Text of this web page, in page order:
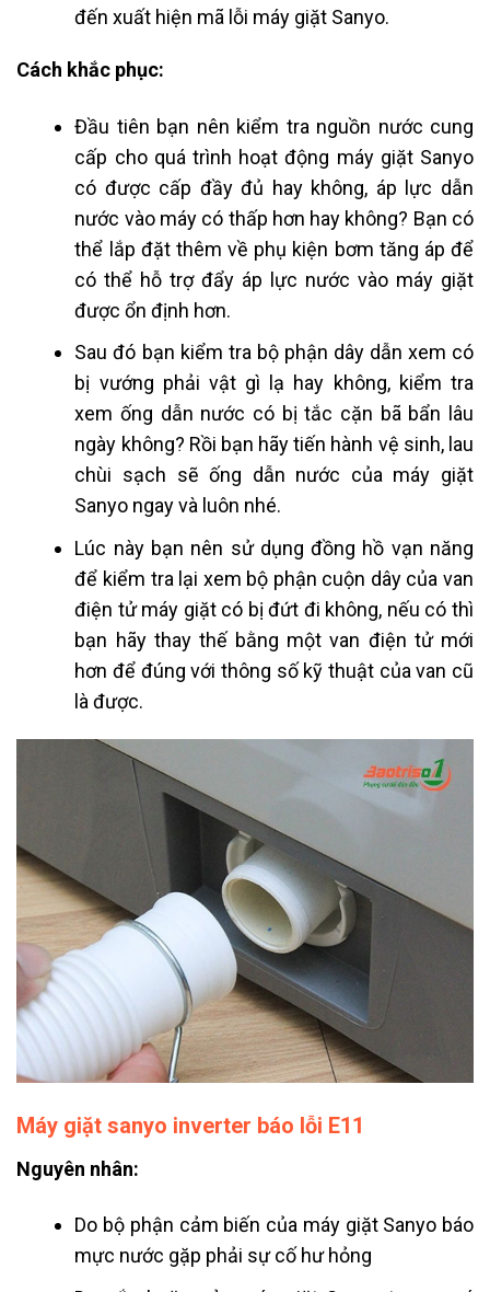
đến xuất hiện mã lỗi máy giặt Sanyo.
Cách khắc phục:
Đầu tiên bạn nên kiểm tra nguồn nước cung
cấp cho quá trình hoạt động máy giặt Sanyo
có được cấp đầy đủ hay không, áp lực dẫn
nước vào máy có thấp hơn hay không? Bạn có
thể lắp đặt thêm về phụ kiện bơm tăng áp để
có thể hỗ trợ đẩy áp lực nước vào máy giặt
được ổn định hơn.
Sau đó bạn kiểm tra bộ phận dây dẫn xem có
bị vướng phải vật gì lạ hay không, kiểm tra
xem ống dẫn nước có bị tắc cặn bã bẩn lâu
ngày không? Rồi bạn hãy tiến hành vệ sinh, lau
chùi sạch sẽ ống dẫn nước của máy giặt
Sanyo ngay và luôn nhé.
Lúc này bạn nên sử dụng đồng hồ vạn năng
để kiểm tra lại xem bộ phận cuộn dây của van
điện tử máy giặt có bị đứt đi không, nếu có thì
bạn hãy thay thế bằng một van điện tử mới
hơn để đúng với thông số kỹ thuật của van cũ
là được.
Máy giặt sanyo inverter báo lỗi E11
Nguyên nhân:
Do bộ phận cảm biến của máy giặt Sanyo báo
mực nước gặp phải sự cố hư hỏng